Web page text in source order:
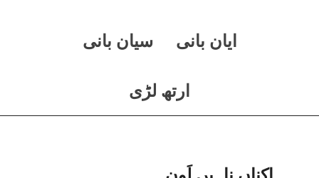
ايان بانی سيان بانی
ارتھ لڑی